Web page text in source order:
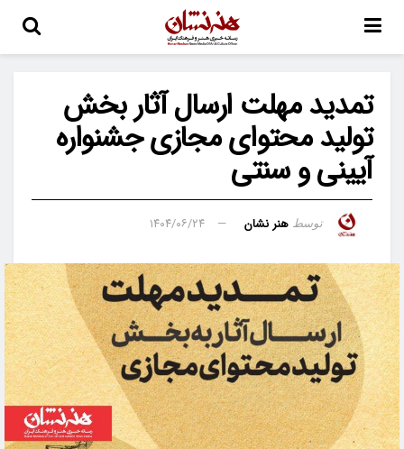
تمدید مهلت ارسال آثار بخش
تولید محتوای مجازی جشنواره
آیینی و سنتی
توسط هنر نشان ۱۴۰۴/۰۶/۲۴